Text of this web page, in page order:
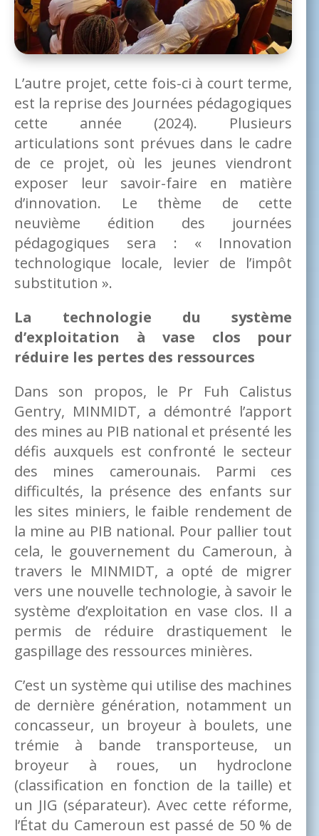
L’autre projet, cette fois-ci à court terme,
est la reprise des Journées pédagogiques
cette année (2024). Plusieurs
articulations sont prévues dans le cadre
de ce projet, où les jeunes viendront
exposer leur savoir-faire en matière
d’innovation. Le thème de cette
neuvième édition des journées
pédagogiques sera : « Innovation
technologique locale, levier de l’impôt
substitution ».
La technologie du système
d’exploitation à vase clos pour
réduire les pertes des ressources
Dans son propos, le Pr Fuh Calistus
Gentry, MINMIDT, a démontré l’apport
des mines au PIB national et présenté les
défis auxquels est confronté le secteur
des mines camerounais. Parmi ces
difficultés, la présence des enfants sur
les sites miniers, le faible rendement de
la mine au PIB national. Pour pallier tout
cela, le gouvernement du Cameroun, à
travers le MINMIDT, a opté de migrer
vers une nouvelle technologie, à savoir le
système d’exploitation en vase clos. Il a
permis de réduire drastiquement le
gaspillage des ressources minières.
C’est un système qui utilise des machines
de dernière génération, notamment un
concasseur, un broyeur à boulets, une
trémie à bande transporteuse, un
broyeur à roues, un hydroclone
(classification en fonction de la taille) et
un JIG (séparateur). Avec cette réforme,
l’État du Cameroun est passé de 50 % de